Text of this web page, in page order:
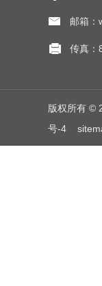
邮箱：
传真：
版权所有 ©
号-4